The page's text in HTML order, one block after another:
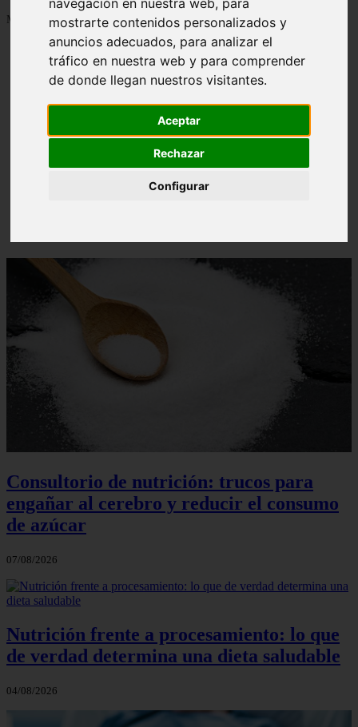
mostrarte contenidos personalizados y
anuncios adecuados, para analizar el
tráfico en nuestra web y para comprender
de donde llegan nuestros visitantes.
Aceptar
Rechazar
Configurar
Mostrando 1 - 24 de 1288 artículos
Contraindicaciones del espino amarillo: conocelas
ahora
Consultorio de nutrición: trucos para
engañar al cerebro y reducir el consumo
de azúcar
07/08/2026
Nutrición frente a procesamiento: lo que
de verdad determina una dieta saludable
04/08/2026